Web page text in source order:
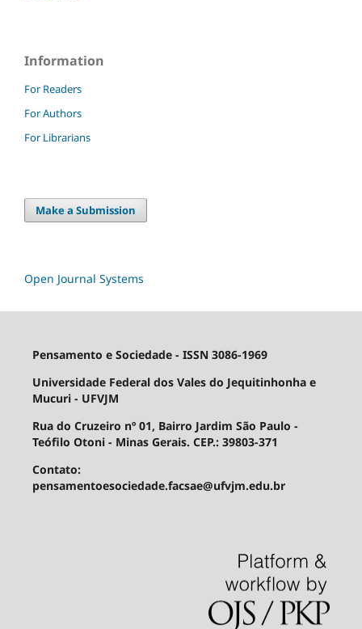
Information
For Readers
For Authors
For Librarians
Make a Submission
Open Journal Systems
Pensamento e Sociedade - ISSN 3086-1969
Universidade Federal dos Vales do Jequitinhonha e
Mucuri - UFVJM
Rua do Cruzeiro nº 01, Bairro Jardim São Paulo -
Teófilo Otoni - Minas Gerais. CEP.: 39803-371
Contato:
pensamentoesociedade.facsae@ufvjm.edu.br